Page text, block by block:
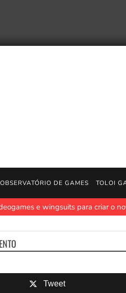
OBSERVATÓRIO DE GAMES TOLOI
e wingsuits para criar o
Tweet